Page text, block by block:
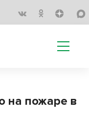
на пожаре в